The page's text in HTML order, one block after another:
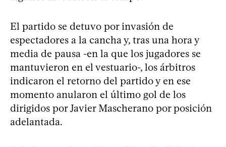
El partido se detuvo por invasión de
espectadores a la cancha y, tras una hora y
media de pausa -en la que los jugadores se
mantuvieron en el vestuario-, los árbitros
indicaron el retorno del partido y en ese
momento anularon el último gol de los
dirigidos por Javier Mascherano por posición
adelantada.